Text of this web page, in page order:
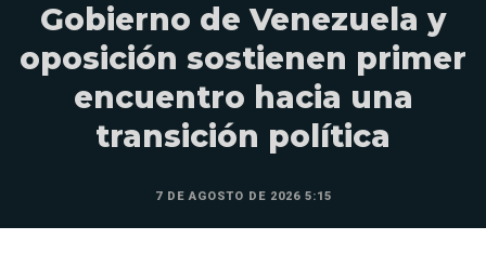
Gobierno de Venezuela y
oposición sostienen primer
encuentro hacia una
transición política
7 DE AGOSTO DE 2026 5:15